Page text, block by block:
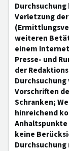
Verletzung
weiteren
einem
Presse- und
der
Vorschriften
Schranken;
hinreichend
Anhaltspunkte
keine